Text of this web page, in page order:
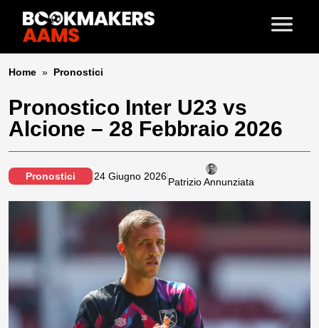
Home » Pronostici
Pronostico Inter U23 vs
Alcione – 28 Febbraio 2026
Pronostici 24 Giugno 2026Patrizio Annunziata